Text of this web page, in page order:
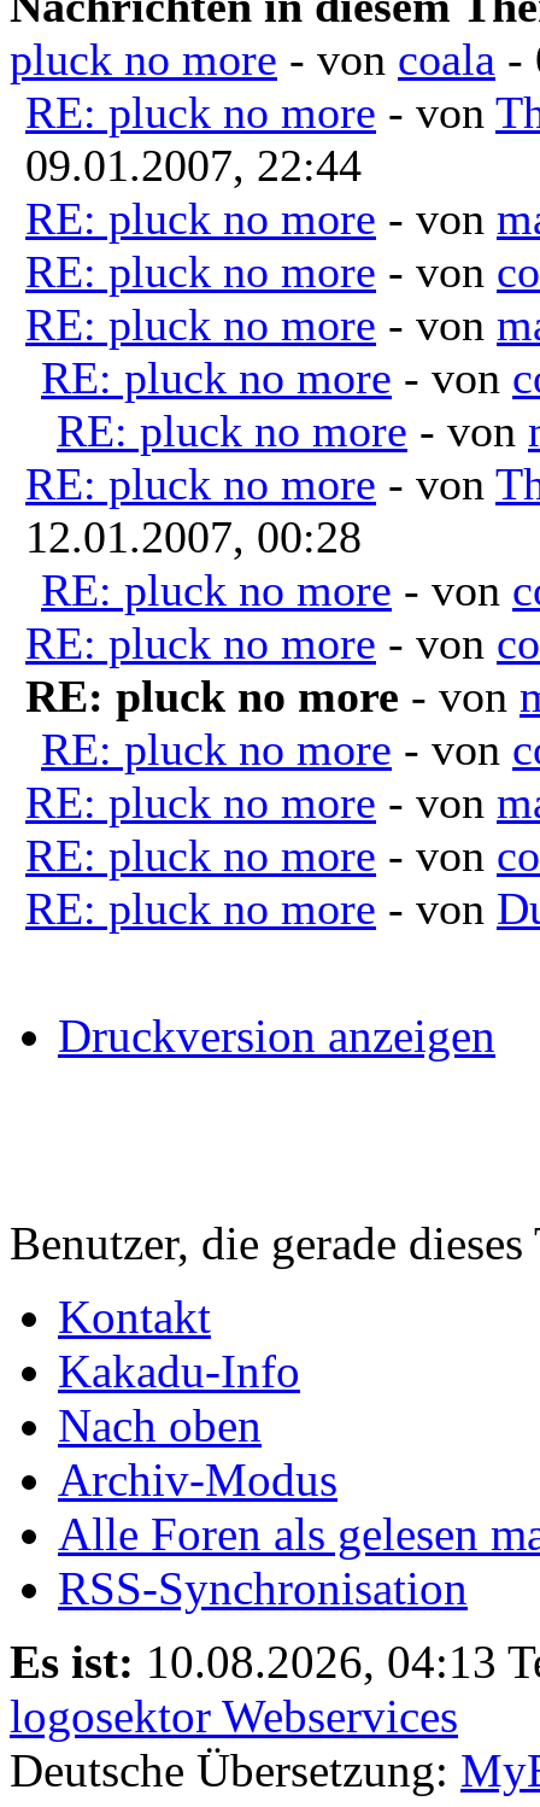
pluck no more - von coala -
RE: pluck no more - von
09.01.2007, 22:44
RE: pluck no more - von
RE: pluck no more - von
RE: pluck no more - von
RE: pluck no more - von
RE: pluck no more - von
RE: pluck no more - von
12.01.2007, 00:28
RE: pluck no more - von
RE: pluck no more - von
RE: pluck no more - von
RE: pluck no more - von
RE: pluck no more - von
RE: pluck no more - von
RE: pluck no more - von
Druckversion anzeigen
Benutzer, die gerade
Kontakt
Kakadu-Info
Nach oben
Archiv-Modus
Alle Foren als gelesen
RSS-Synchronisation
Es ist: 10.08.2026, 04:13
logosektor Webservices
Deutsche Übersetzung: